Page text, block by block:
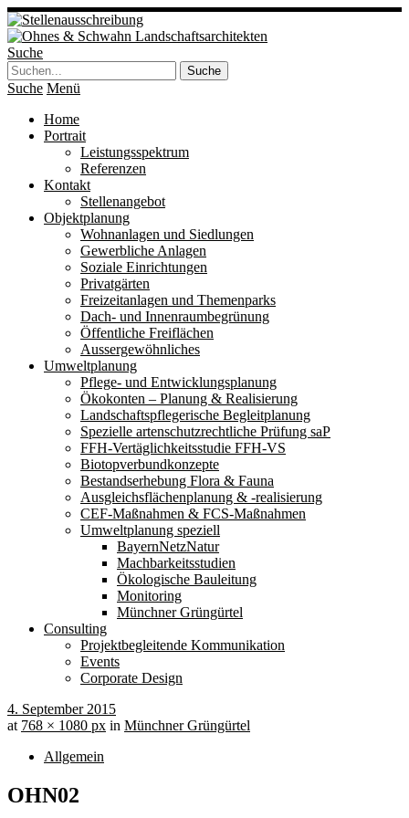
Suche
Suche Menü
Home
Portrait
Leistungsspektrum
Referenzen
Kontakt
Stellenangebot
Objektplanung
Wohnanlagen und Siedlungen
Gewerbliche Anlagen
Soziale Einrichtungen
Privatgärten
Freizeitanlagen und Themenparks
Dach- und Innenraumbegrünung
Öffentliche Freiflächen
Aussergewöhnliches
Umweltplanung
Pflege- und Entwicklungsplanung
Ökokonten – Planung & Realisierung
Landschaftspflegerische Begleitplanung
Spezielle artenschutzrechtliche Prüfung saP
FFH-Vertäglichkeitsstudie FFH-VS
Biotopverbundkonzepte
Bestandserhebung Flora & Fauna
Ausgleichsflächenplanung & -realisierung
CEF-Maßnahmen & FCS-Maßnahmen
Umweltplanung speziell
BayernNetzNatur
Machbarkeitsstudien
Ökologische Bauleitung
Monitoring
Münchner Grüngürtel
Consulting
Projektbegleitende Kommunikation
Events
Corporate Design
4. September 2015
at 768 × 1080 px in Münchner Grüngürtel
Allgemein
OHN02